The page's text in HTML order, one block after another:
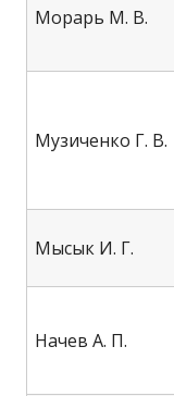
Морарь М. В.
Музиченко Г. В.
Мысык И. Г.
Начев А. П.